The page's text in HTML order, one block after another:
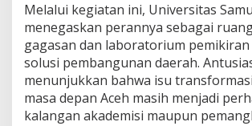
Melalui kegiatan ini, Universitas
menegaskan perannya sebagai
gagasan dan laboratorium
solusi pembangunan daerah.
menunjukkan bahwa isu
masa depan Aceh masih menjadi
kalangan akademisi maupun